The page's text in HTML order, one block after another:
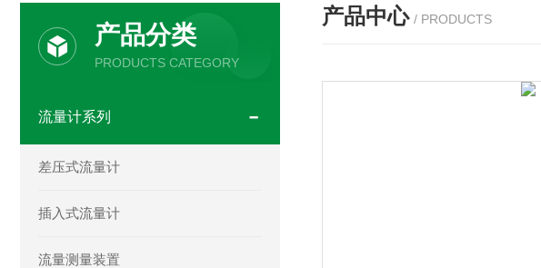
产品分类
PRODUCTS CATEGORY
流量计系列
差压式流量计
插入式流量计
流量测量装置
产品中心 / PRODUCTS